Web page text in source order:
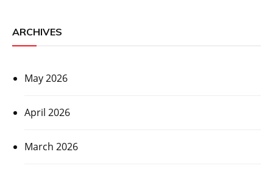
ARCHIVES
May 2026
April 2026
March 2026